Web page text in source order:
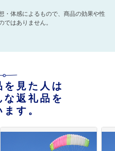
体感によるもので、商品の効果や性
ではありません。
を見た人は
な返礼品を
ます。